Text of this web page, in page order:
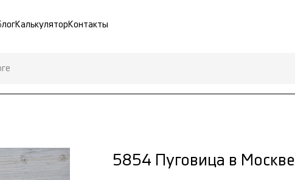
Калькулятор Контакты
5854 Пуговица в Москве